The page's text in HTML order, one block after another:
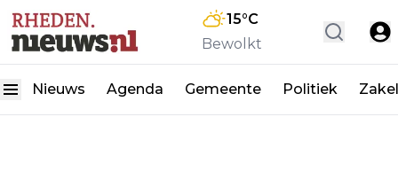
15°C
Bewolkt
Nieuws Agenda Gemeente Politiek